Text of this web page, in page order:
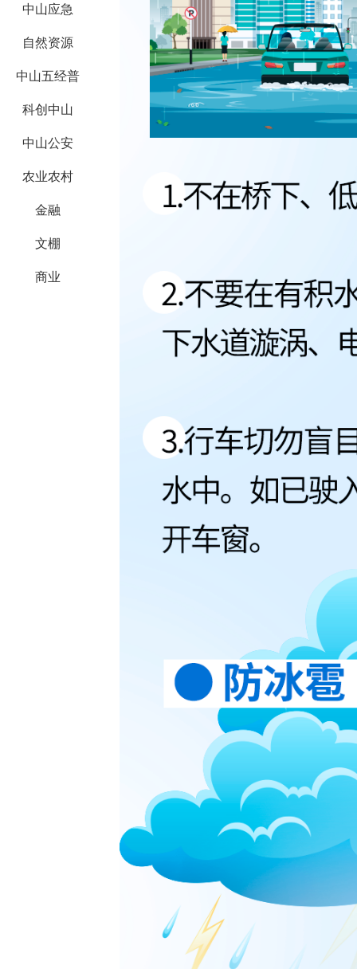
中山应急
自然资源
中山五经普
科创中山
中山公安
农业农村
金融
文棚
商业